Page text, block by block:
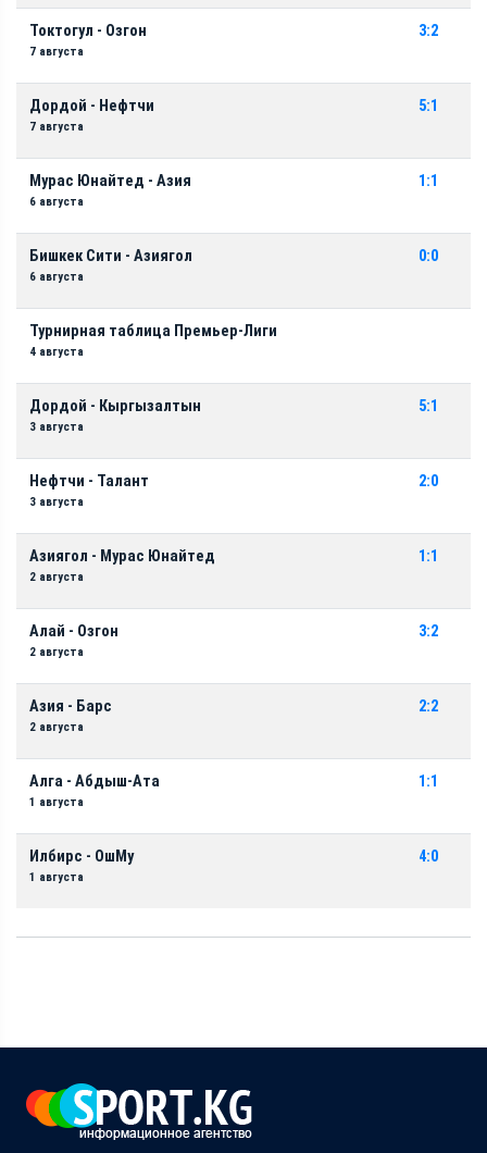
Токтогул - Озгон
7 августа
3:2
Дордой - Нефтчи
7 августа
5:1
Мурас Юнайтед - Азия
6 августа
1:1
Бишкек Сити - Азиягол
6 августа
0:0
Турнирная таблица Премьер-Лиги
4 августа
Дордой - Кыргызалтын
3 августа
5:1
Нефтчи - Талант
3 августа
2:0
Азиягол - Мурас Юнайтед
2 августа
1:1
Алай - Озгон
2 августа
3:2
Азия - Барс
2 августа
2:2
Алга - Абдыш-Ата
1 августа
1:1
Илбирс - ОшМу
1 августа
4:0